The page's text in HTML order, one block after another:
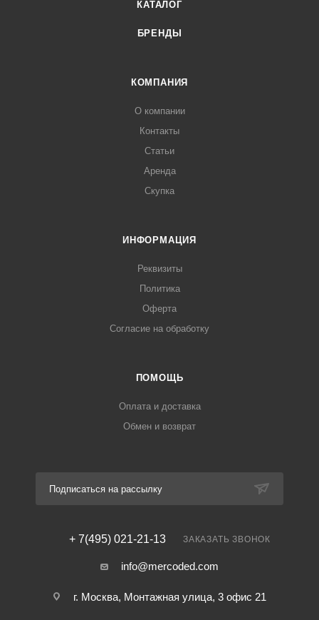
КАТАЛОГ
БРЕНДЫ
КОМПАНИЯ
О компании
Контакты
Статьи
Аренда
Скупка
ИНФОРМАЦИЯ
Реквизиты
Политика
Оферта
Согласие на обработку
ПОМОЩЬ
Оплата и доставка
Обмен и возврат
Подписаться на рассылку
+ 7(495) 021-21-13 ЗАКАЗАТЬ ЗВОНОК
info@mercoded.com
г. Москва, Монтажная улица, 3 офис 21